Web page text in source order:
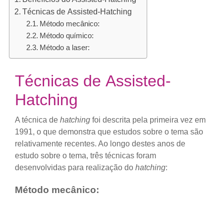
Técnicas de Assisted-Hatching
Método mecânico:
Método químico:
Método a laser:
Técnicas de Assisted-
Hatching
A técnica de hatchingfoi descrita pela primeira vez em
1991, o que demonstra que estudos sobre o tema são
relativamente recentes. Ao longo destes anos de
estudo sobre o tema, três técnicas foram
desenvolvidas para realização do hatching:
Método mecânico: